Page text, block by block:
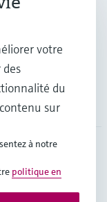
votre
du
sur
à notre
politique en